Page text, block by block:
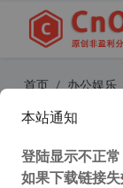
首页 办公娱乐
童年游戏
合集 一命
本站通知
登陆显示不正
如果下载链接